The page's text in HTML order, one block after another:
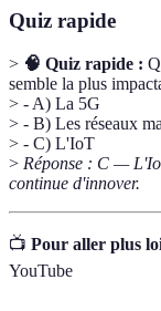
Quiz rapide
> 🧠 Quiz rapide :
semble la plus
> - A) La 5G
> - B) Les réseaux
> - C) L'IoT
> Réponse : C —
continue d'innover.
📺 Pour aller plus
YouTube